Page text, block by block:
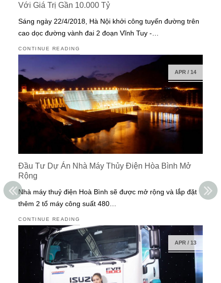
Với Giá Trị Gần 10.000 Tỷ
Sáng ngày 22/4/2018, Hà Nội khởi công tuyến đường trên
cao dọc đường vành đai 2 đoạn Vĩnh Tuy -…
CONTINUE READING
APR/ 14
Đầu Tư Dự Án Nhà Máy Thủy Điện Hòa Bình Mở
Rộng
Nhà máy thuỷ điện Hoà Bình sẽ được mở rộng và lắp đặt
thêm 2 tổ máy công suất 480…
CONTINUE READING
APR/ 13